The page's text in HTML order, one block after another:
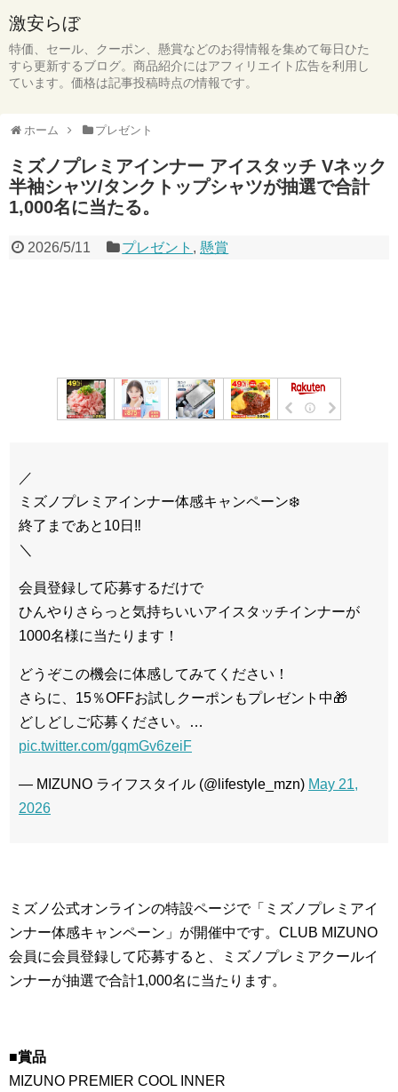
激安らぼ
特価、セール、クーポン、懸賞などのお得情報を集めて毎日ひた
すら更新するブログ。商品紹介にはアフィリエイト広告を利用し
ています。価格は記事投稿時点の情報です。
ホーム プレゼント
ミズノプレミアインナー アイスタッチ Vネック
半袖シャツ/タンクトップシャツが抽選で合計
1,000名に当たる。
2026/5/11 プレゼント ,懸賞
／
ミズノプレミアインナー体感キャンペーン❄️
終了まであと10日‼️
＼
会員登録して応募するだけで
ひんやりさらっと気持ちいいアイスタッチインナーが
1000名様に当たります！
どうぞこの機会に体感してみてください！
さらに、15％OFFお試しクーポンもプレゼント中🎁
どしどしご応募ください。…
pic.twitter.com/gqmGv6zeiF
— MIZUNO ライフスタイル (@lifestyle_mzn) May 21,
2026
ミズノ公式オンラインの特設ページで「ミズノプレミアイ
ンナー体感キャンペーン」が開催中です。CLUB MIZUNO
会員に会員登録して応募すると、ミズノプレミアクールイ
ンナーが抽選で合計1,000名に当たります。
■賞品
MIZUNO PREMIER COOL INNER